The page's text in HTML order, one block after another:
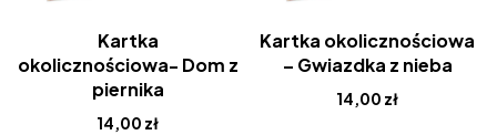
Kartka
okolicznościowa- Dom z
piernika
14,00 zł
Kartka okolicznościowa
– Gwiazdka z nieba
14,00 zł